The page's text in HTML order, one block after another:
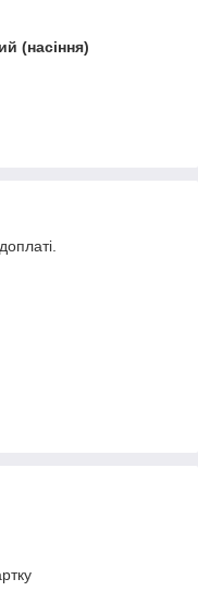
(насіння)